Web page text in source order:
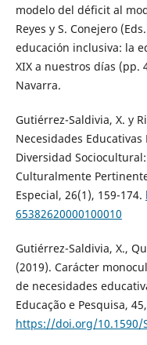
modelo del déficit al
Reyes y S. Conejero
educación inclusiva: la
XIX a nuestros días (pp.
Navarra.
Gutiérrez-Saldivia, X. y
Necesidades
Diversidad
Culturalmente
Especial, 26(1), 159-174.
65382620000100010
Gutiérrez-Saldivia, X.,
(2019). Carácter
de necesidades
Educação e Pesquisa,
https://doi.org/10.1590/